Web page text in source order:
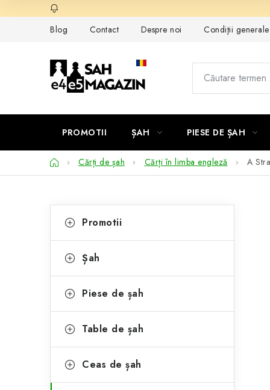
la
Blog
Contact Despre noi Condiţii
PROMOTII ȘAH PIESE DE ȘAH
AcasăCărți de șah Cărți în limba engleză A
a
ă
l
t
e
peste
categorii
a
e
o
i
Promotii
Șah
Piese de șah
Table de șah
Ceas de șah